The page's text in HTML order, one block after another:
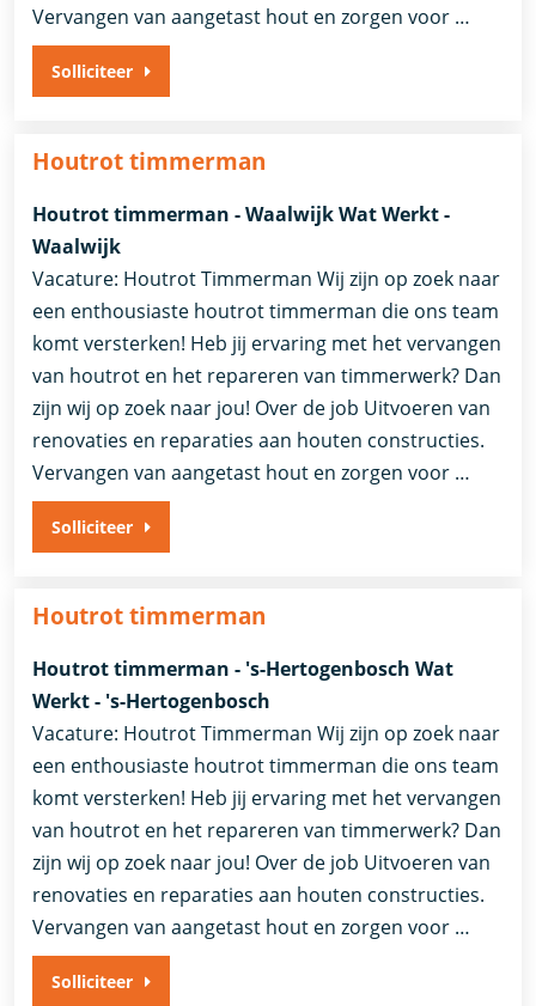
Vervangen van aangetast hout en zorgen voor …
Solliciteer
Houtrot timmerman
Houtrot timmerman - Waalwijk Wat Werkt -
Waalwijk
Vacature: Houtrot Timmerman Wij zijn op zoek naar
een enthousiaste houtrot timmerman die ons team
komt versterken! Heb jij ervaring met het vervangen
van houtrot en het repareren van timmerwerk? Dan
zijn wij op zoek naar jou! Over de job Uitvoeren van
renovaties en reparaties aan houten constructies.
Vervangen van aangetast hout en zorgen voor …
Solliciteer
Houtrot timmerman
Houtrot timmerman - 's-Hertogenbosch Wat
Werkt - 's-Hertogenbosch
Vacature: Houtrot Timmerman Wij zijn op zoek naar
een enthousiaste houtrot timmerman die ons team
komt versterken! Heb jij ervaring met het vervangen
van houtrot en het repareren van timmerwerk? Dan
zijn wij op zoek naar jou! Over de job Uitvoeren van
renovaties en reparaties aan houten constructies.
Vervangen van aangetast hout en zorgen voor …
Solliciteer